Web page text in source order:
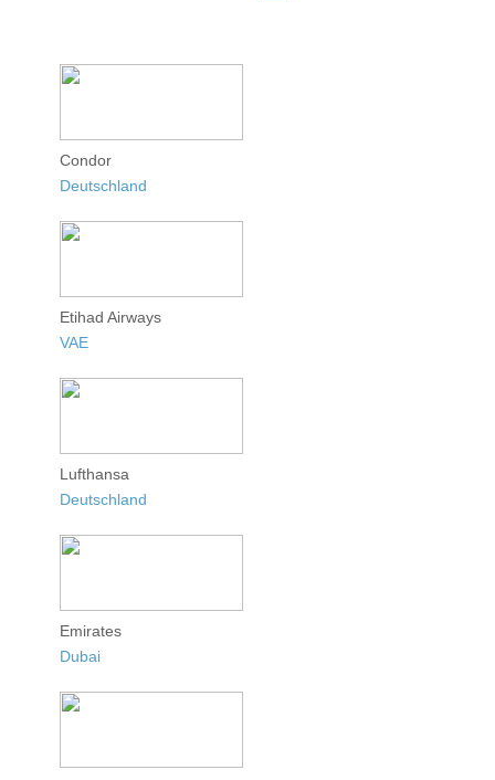
Condor
Deutschland
Etihad Airways
VAE
Lufthansa
Deutschland
Emirates
Dubai